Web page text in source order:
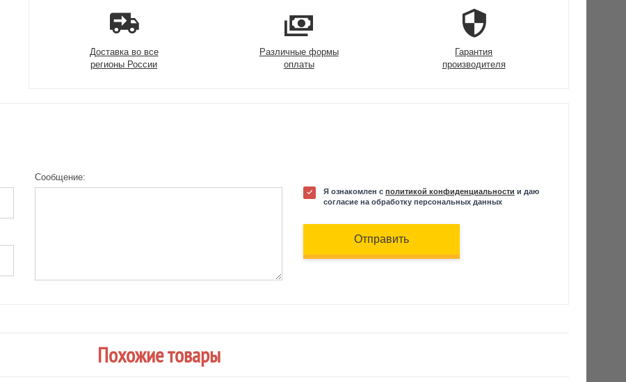
Доставка во все
регионы России
Различные формы
оплаты
Гарантия
производителя
Сообщение:
Я ознакомлен с политикой конфиденциальности и даю
согласие на обработку персональных данных
Отправить
Похожие товары